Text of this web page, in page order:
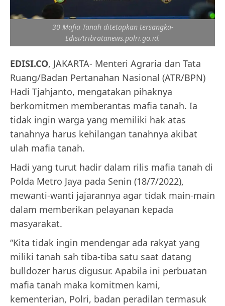
30 Mafia Tanah ditetapkan tersangka-
Edisi/tribratanews.polri.go.id.
EDISI.CO, JAKARTA- Menteri Agraria dan Tata
Ruang/Badan Pertanahan Nasional (ATR/BPN)
Hadi Tjahjanto, mengatakan pihaknya
berkomitmen memberantas mafia tanah. Ia
tidak ingin warga yang memiliki hak atas
tanahnya harus kehilangan tanahnya akibat
ulah mafia tanah.
Hadi yang turut hadir dalam rilis mafia tanah di
Polda Metro Jaya pada Senin (18/7/2022),
mewanti-wanti jajarannya agar tidak main-main
dalam memberikan pelayanan kepada
masyarakat.
“Kita tidak ingin mendengar ada rakyat yang
miliki tanah sah tiba-tiba satu saat datang
bulldozer harus digusur. Apabila ini perbuatan
mafia tanah maka komitmen kami,
kementerian, Polri, badan peradilan termasuk